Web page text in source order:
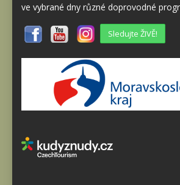
ve vybrané dny různé doprovodné
Sledujte ŽIVĚ!